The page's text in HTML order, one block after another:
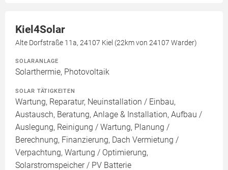
Kiel4Solar
Alte Dorfstraße 11a, 24107 Kiel (22km von 24107 Warder)
SOLARANLAGE
Solarthermie, Photovoltaik
SOLAR TÄTIGKEITEN
Wartung, Reparatur, Neuinstallation / Einbau,
Austausch, Beratung, Anlage & Installation, Aufbau /
Auslegung, Reinigung / Wartung, Planung /
Berechnung, Finanzierung, Dach Vermietung /
Verpachtung, Wartung / Optimierung,
Solarstromspeicher / PV Batterie